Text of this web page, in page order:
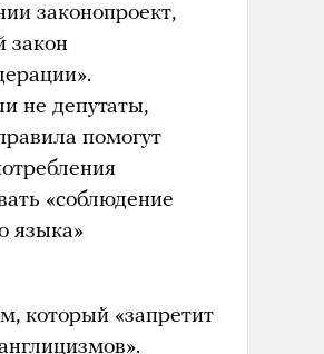
законопроект,
закон
не депутаты,
помогут
«соблюдение
языка»
который «запретит